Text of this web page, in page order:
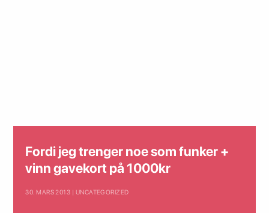
Fordi jeg trenger noe som funker +
vinn gavekort på 1000kr
30. MARS 2013 | UNCATEGORIZED